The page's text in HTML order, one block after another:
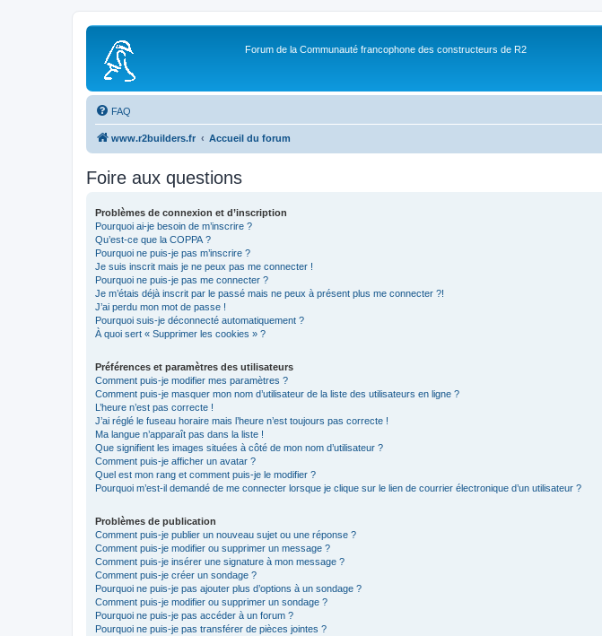
Forum de la Communauté francophone des constructeurs de R2
FAQ
www.r2builders.fr Accueil du forum
Foire aux questions
Problèmes de connexion et d’inscription
Pourquoi ai-je besoin de m’inscrire ?
Qu’est-ce que la COPPA ?
Pourquoi ne puis-je pas m’inscrire ?
Je suis inscrit mais je ne peux pas me connecter !
Pourquoi ne puis-je pas me connecter ?
Je m’étais déjà inscrit par le passé mais ne peux à présent plus me connecter ?!
J’ai perdu mon mot de passe !
Pourquoi suis-je déconnecté automatiquement ?
À quoi sert « Supprimer les cookies » ?
Préférences et paramètres des utilisateurs
Comment puis-je modifier mes paramètres ?
Comment puis-je masquer mon nom d’utilisateur de la liste des utilisateurs en ligne ?
L’heure n’est pas correcte !
J’ai réglé le fuseau horaire mais l’heure n’est toujours pas correcte !
Ma langue n’apparaît pas dans la liste !
Que signifient les images situées à côté de mon nom d’utilisateur ?
Comment puis-je afficher un avatar ?
Quel est mon rang et comment puis-je le modifier ?
Pourquoi m’est-il demandé de me connecter lorsque je clique sur le lien de courrier électronique d’un utilisateur ?
Problèmes de publication
Comment puis-je publier un nouveau sujet ou une réponse ?
Comment puis-je modifier ou supprimer un message ?
Comment puis-je insérer une signature à mon message ?
Comment puis-je créer un sondage ?
Pourquoi ne puis-je pas ajouter plus d’options à un sondage ?
Comment puis-je modifier ou supprimer un sondage ?
Pourquoi ne puis-je pas accéder à un forum ?
Pourquoi ne puis-je pas transférer de pièces jointes ?